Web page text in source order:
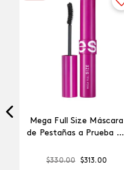
Mega Full Size Máscara
de Pestañas a Prueba de
$330.00 $313.00